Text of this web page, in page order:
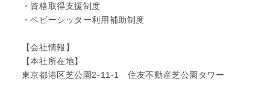
・資格取得支援制度
・ベビーシッター利用補助制度
【会社情報】
【本社所在地】
東京都港区芝公園2-11-1 住友不動産芝公園タワー